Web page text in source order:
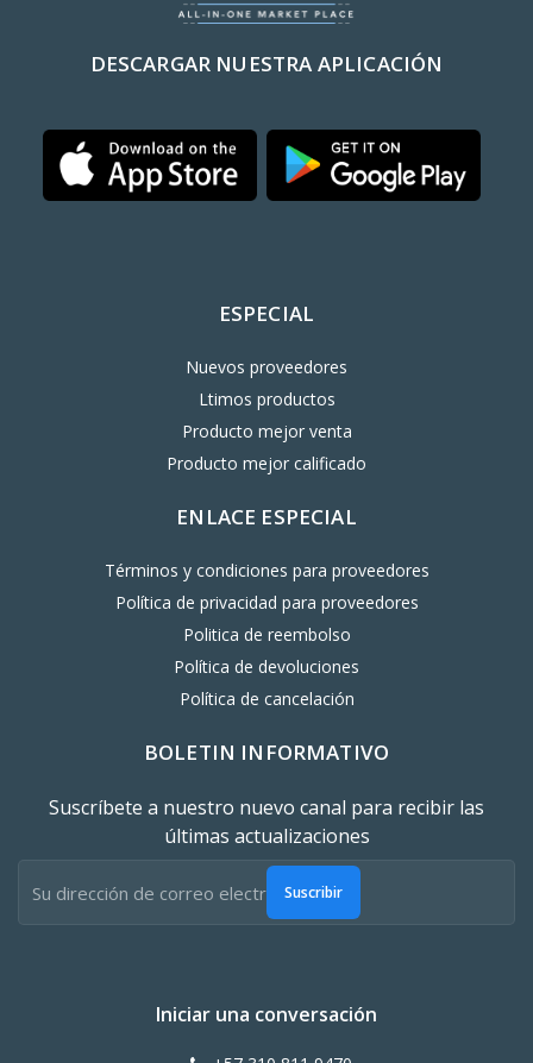
DESCARGAR NUESTRA APLICACIÓN
ESPECIAL
Nuevos proveedores
Ltimos productos
Producto mejor venta
Producto mejor calificado
ENLACE ESPECIAL
Términos y condiciones para proveedores
Política de privacidad para proveedores
Politica de reembolso
Política de devoluciones
Política de cancelación
BOLETIN INFORMATIVO
Suscríbete a nuestro nuevo canal para recibir las
últimas actualizaciones
Suscribir
Iniciar una conversación